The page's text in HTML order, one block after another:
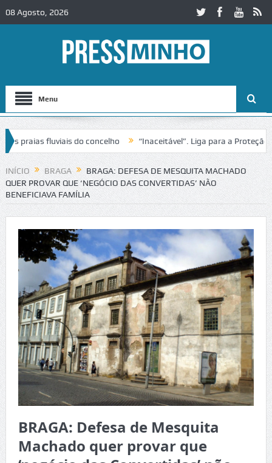
08 Agosto, 2026
Menu
fluviais do concelho “Inaceitável”. Liga para a Proteção da
trânsito no IC2 em Alcobaça Igreja do Castelo de Cerveira
INÍCIO BRAGA
BRAGA: DEFESA DE MESQUITA MACHADO
QUER PROVAR QUE ‘NEGÓCIO DAS CONVERTIDAS’ NÃO
BENEFICIAVA FAMÍLIA
BRAGA: Defesa de Mesquita
Machado quer provar que